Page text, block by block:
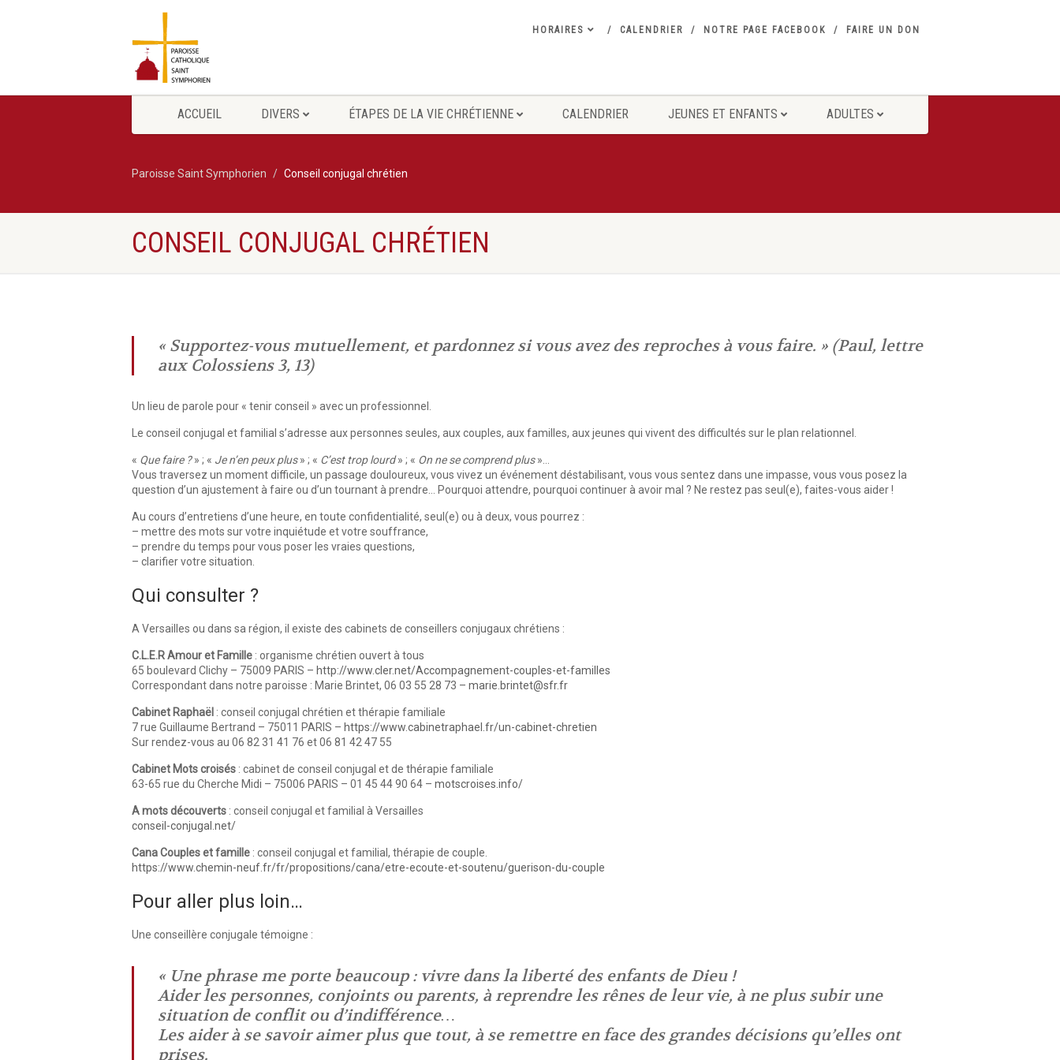
HORAIRES CALENDRIER NOTRE PAGE FACEBOOK FAIRE UN DON
ACCUEIL DIVERS ÉTAPES DE LA VIE CHRÉTIENNE CALENDRIER JEUNES ET ENFANTS ADULTES
Paroisse Saint Symphorien Conseil conjugal chrétien
CONSEIL CONJUGAL CHRÉTIEN
« Supportez-vous mutuellement, et pardonnez si vous avez des reproches à vous faire. » (Paul, lettre
aux Colossiens 3, 13)
Un lieu de parole pour « tenir conseil » avec un professionnel.
Le conseil conjugal et familial s’adresse aux personnes seules, aux couples, aux familles, aux jeunes qui vivent des difficultés sur le plan relationnel.
« Que faire ?» ; « Je n’en peux plus» ; « C’est trop lourd» ; « On ne se comprend plus»…
Vous traversez un moment difficile, un passage douloureux, vous vivez un événement déstabilisant, vous vous sentez dans une impasse, vous vous posez la
question d’un ajustement à faire ou d’un tournant à prendre… Pourquoi attendre, pourquoi continuer à avoir mal ? Ne restez pas seul(e), faites-vous aider !
Au cours d’entretiens d’une heure, en toute confidentialité, seul(e) ou à deux, vous pourrez :
– mettre des mots sur votre inquiétude et votre souffrance,
– prendre du temps pour vous poser les vraies questions,
– clarifier votre situation.
Qui consulter ?
A Versailles ou dans sa région, il existe des cabinets de conseillers conjugaux chrétiens :
C.L.E.R Amour et Famille : organisme chrétien ouvert à tous
65 boulevard Clichy – 75009 PARIS – http://www.cler.net/Accompagnement-couples-et-familles
Correspondant dans notre paroisse : Marie Brintet, 06 03 55 28 73 – marie.brintet@sfr.fr
Cabinet Raphaël : conseil conjugal chrétien et thérapie familiale
7 rue Guillaume Bertrand – 75011 PARIS – https://www.cabinetraphael.fr/un-cabinet-chretien
Sur rendez-vous au 06 82 31 41 76 et 06 81 42 47 55
Cabinet Mots croisés : cabinet de conseil conjugal et de thérapie familiale
63-65 rue du Cherche Midi – 75006 PARIS – 01 45 44 90 64 – motscroises.info/
A mots découverts : conseil conjugal et familial à Versailles
conseil-conjugal.net/
Cana Couples et famille : conseil conjugal et familial, thérapie de couple.
https://www.chemin-neuf.fr/fr/propositions/cana/etre-ecoute-et-soutenu/guerison-du-couple
Pour aller plus loin…
Une conseillère conjugale témoigne :
« Une phrase me porte beaucoup : vivre dans la liberté des enfants de Dieu !
Aider les personnes, conjoints ou parents, à reprendre les rênes de leur vie, à ne plus subir une
situation de conflit ou d’indifférence…
Les aider à se savoir aimer plus que tout, à se remettre en face des grandes décisions qu’elles ont
prises.